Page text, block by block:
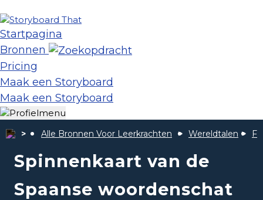
Startpagina
Bronnen
Pricing
Maak een Storyboard
Maak een Storyboard
Alle Bronnen Voor Leerkrachten Wereldtalen
Spinnenkaart van de
Spaanse woordenschat